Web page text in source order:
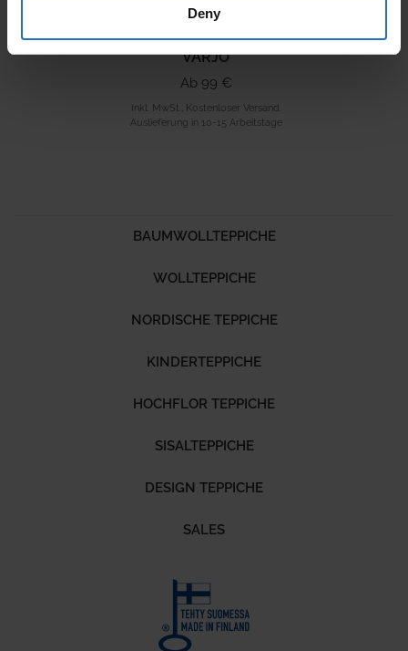
Deny
VARJO
Ab 99 €
Inkl. MwSt., Kostenloser Versand.
Auslieferung in 10-15 Arbeitstage
BAUMWOLLTEPPICHE
WOLLTEPPICHE
NORDISCHE TEPPICHE
KINDERTEPPICHE
HOCHFLOR TEPPICHE
SISALTEPPICHE
DESIGN TEPPICHE
SALES